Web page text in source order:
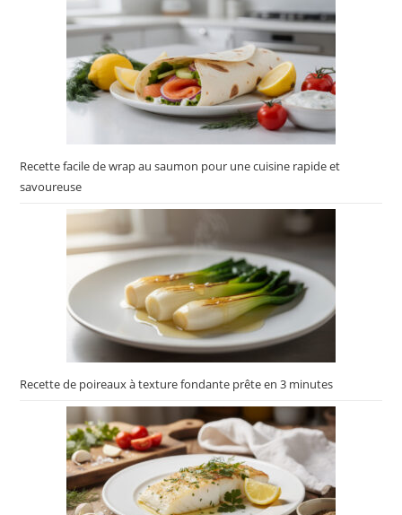
Recette facile de wrap au saumon pour une cuisine rapide et
savoureuse
Recette de poireaux à texture fondante prête en 3 minutes